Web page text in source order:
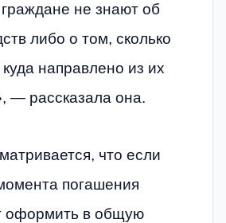
граждане не знают об
либо о том, сколько
куда направлено из их
— рассказала она.
что если
погашения
оформить в общую